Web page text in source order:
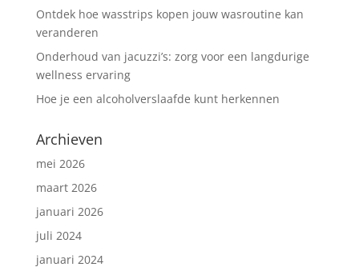
Ontdek hoe wasstrips kopen jouw wasroutine kan
veranderen
Onderhoud van jacuzzi’s: zorg voor een langdurige
wellness ervaring
Hoe je een alcoholverslaafde kunt herkennen
Archieven
mei 2026
maart 2026
januari 2026
juli 2024
januari 2024